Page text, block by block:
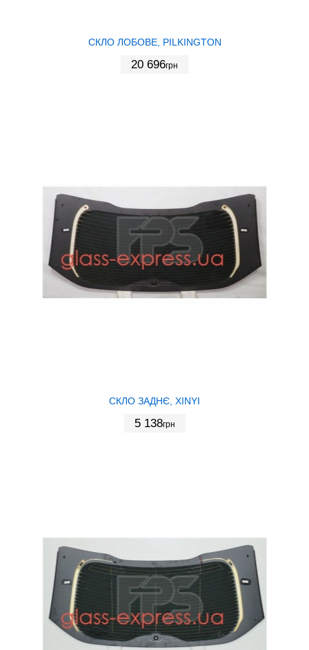
СКЛО ЛОБОВЕ, PILKINGTON
20 696грн
СКЛО ЗАДНЄ, XINYI
5 138грн